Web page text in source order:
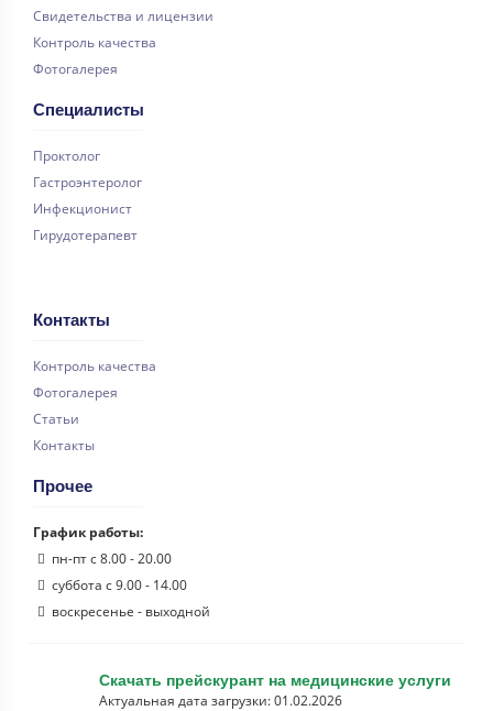
Свидетельства и лицензии
Контроль качества
Фотогалерея
Специалисты
Проктолог
Гастроэнтеролог
Инфекционист
Гирудотерапевт
Контакты
Контроль качества
Фотогалерея
Статьи
Контакты
Прочее
График работы:
пн-пт с 8.00 - 20.00
суббота с 9.00 - 14.00
воскресенье - выходной
Скачать прейскурант на медицинские услуги
Актуальная дата загрузки: 01.02.2026